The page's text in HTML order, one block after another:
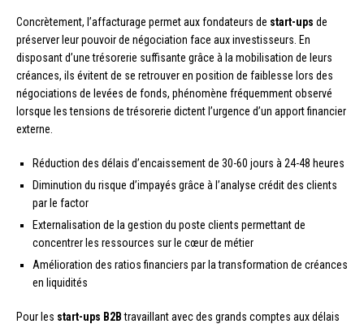
Concrètement, l’affacturage permet aux fondateurs de start-ups de
préserver leur pouvoir de négociation face aux investisseurs. En
disposant d’une trésorerie suffisante grâce à la mobilisation de leurs
créances, ils évitent de se retrouver en position de faiblesse lors des
négociations de levées de fonds, phénomène fréquemment observé
lorsque les tensions de trésorerie dictent l’urgence d’un apport financier
externe.
Réduction des délais d’encaissement de 30-60 jours à 24-48 heures
Diminution du risque d’impayés grâce à l’analyse crédit des clients
par le factor
Externalisation de la gestion du poste clients permettant de
concentrer les ressources sur le cœur de métier
Amélioration des ratios financiers par la transformation de créances
en liquidités
Pour les start-ups B2Btravaillant avec des grands comptes aux délais